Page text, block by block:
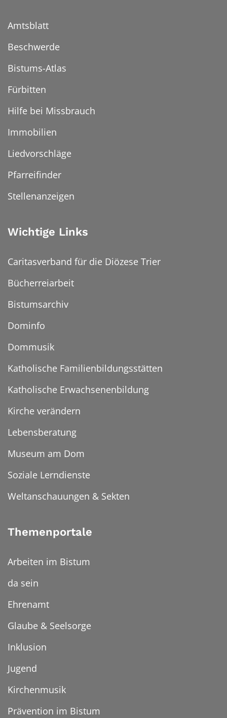
Amtsblatt
Beschwerde
Bistums-Atlas
Fürbitten
Hilfe bei Missbrauch
Immobilien
Liedvorschläge
Pfarreifinder
Stellenanzeigen
Wichtige Links
Caritasverband für die Diözese Trier
Bücherreiarbeit
Bistumsarchiv
Dominfo
Dommusik
Katholische Familienbildungsstätten
Katholische Erwachsenenbildung
Kirche verändern
Lebensberatung
Museum am Dom
Soziale Lerndienste
Weltanschauungen & Sekten
Themenportale
Arbeiten im Bistum
da sein
Ehrenamt
Glaube & Seelsorge
Inklusion
Jugend
Kirchenmusik
Prävention im Bistum